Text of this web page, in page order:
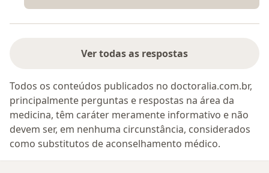
Ver todas as respostas
Todos os conteúdos publicados no doctoralia.com.br,
principalmente perguntas e respostas na área da
medicina, têm caráter meramente informativo e não
devem ser, em nenhuma circunstância, considerados
como substitutos de aconselhamento médico.